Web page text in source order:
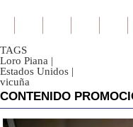
TAGS
Loro Piana |
Estados Unidos |
vicuña